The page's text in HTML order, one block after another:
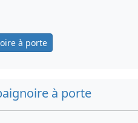
à porte
à porte